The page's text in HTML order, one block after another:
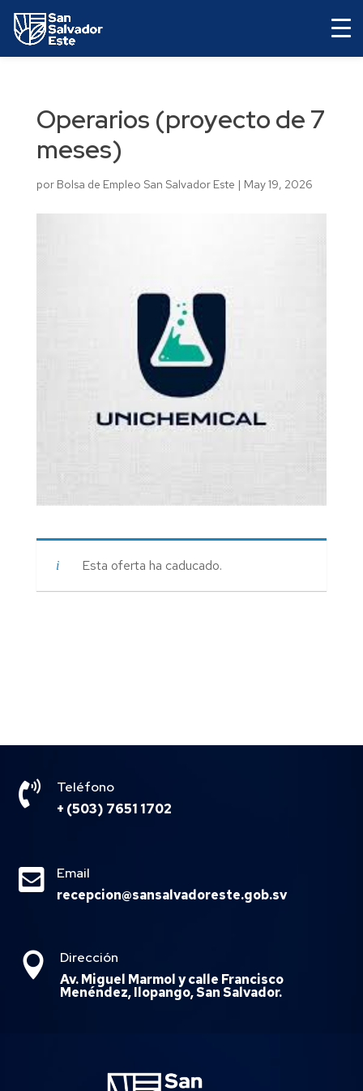
Operarios (proyecto de 7
meses)
por Bolsa de Empleo San Salvador Este | May 19, 2026
Esta oferta ha caducado.

Teléfono
+ (503) 7651 1702

Email
recepcion@sansalvadoreste.gob.sv

Dirección
Av. Miguel Marmol y calle Francisco
Menéndez, Ilopango, San Salvador.